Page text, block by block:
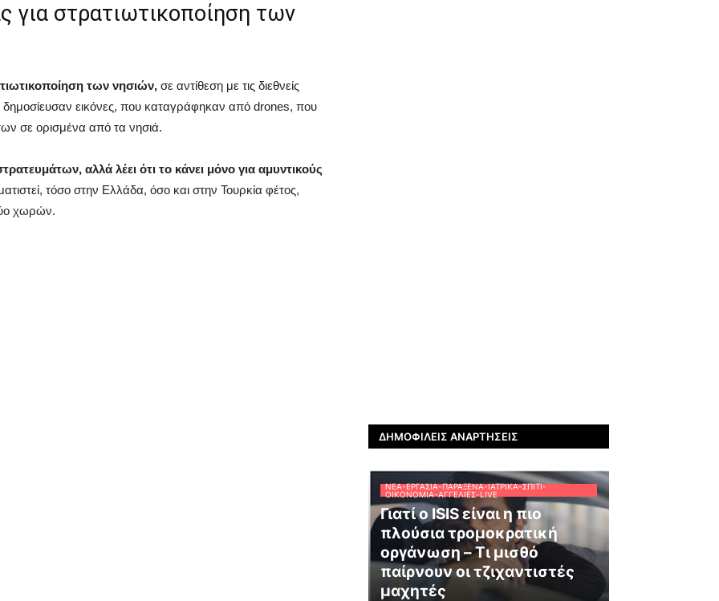
για στρατιωτικοποίηση των
των νησιών, σε αντίθεση με τις διεθνείς
εικόνες, που καταγράφηκαν από drones, που
σε ορισμένα από τα νησιά.
αλλά λέει ότι το κάνει μόνο για αμυντικούς
τόσο στην Ελλάδα, όσο και στην Τουρκία φέτος,
χωρών.
ΔΗΜΟΦΙΛΕΊΣ ΑΝΑΡΤΉΣΕΙΣ
ΝΈΑ-ΕΡΓΑΣΊΑ-ΠΑΡΆΞΕΝΑ-ΙΑΤΡΙΚΆ-ΣΠΊΤΙ-
ΟΙΚΟΝΟΜΊΑ-ΑΓΓΕΛΊΕΣ-LIVE
Γιατί ο ISIS είναι η πιο
πλούσια τρομοκρατική
οργάνωση – Τι μισθό
παίρνουν οι τζιχαντιστές
μαχητές